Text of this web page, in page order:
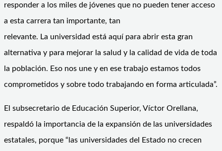
responder a los miles de jóvenes que no pueden tener acceso
a esta carrera tan importante, tan
relevante. La universidad está aquí para abrir esta gran
alternativa y para mejorar la salud y la calidad de vida de toda
la población. Eso nos une y en ese trabajo estamos todos
comprometidos y sobre todo trabajando en forma articulada”.
El subsecretario de Educación Superior, Víctor Orellana,
respaldó la importancia de la expansión de las universidades
estatales, porque “las universidades del Estado no crecen